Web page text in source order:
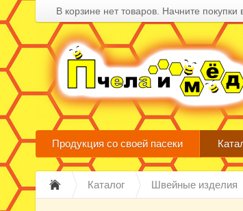
В корзине нет товаров. Начните покупки
Продукция со своей пасеки
Каталог Швейные изделия